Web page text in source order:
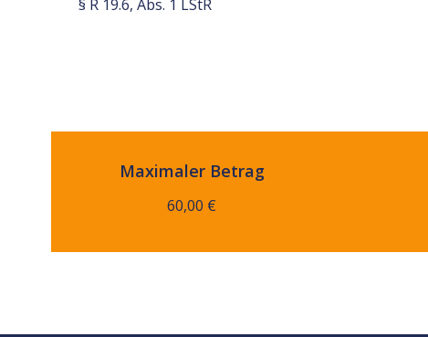
§ R 19.6, Abs. 1 LStR
Maximaler Betrag
60,00 €